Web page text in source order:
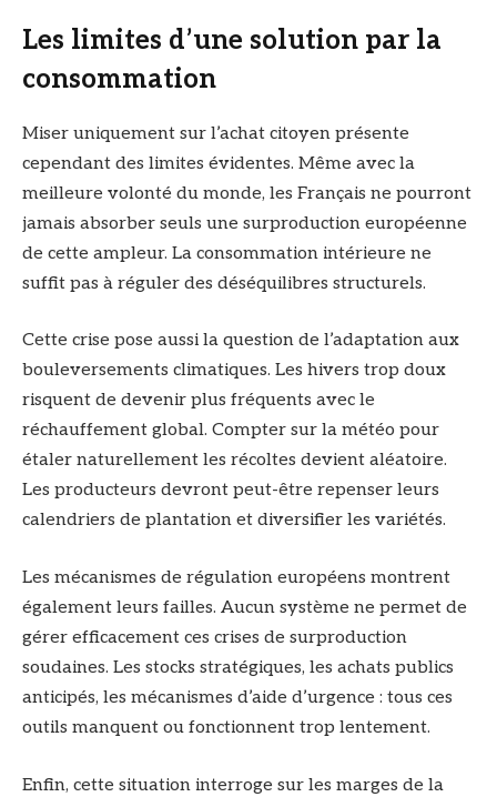
Les limites d’une solution par la
consommation
Miser uniquement sur l’achat citoyen présente
cependant des limites évidentes. Même avec la
meilleure volonté du monde, les Français ne pourront
jamais absorber seuls une surproduction européenne
de cette ampleur. La consommation intérieure ne
suffit pas à réguler des déséquilibres structurels.
Cette crise pose aussi la question de l’adaptation aux
bouleversements climatiques. Les hivers trop doux
risquent de devenir plus fréquents avec le
réchauffement global. Compter sur la météo pour
étaler naturellement les récoltes devient aléatoire.
Les producteurs devront peut-être repenser leurs
calendriers de plantation et diversifier les variétés.
Les mécanismes de régulation européens montrent
également leurs failles. Aucun système ne permet de
gérer efficacement ces crises de surproduction
soudaines. Les stocks stratégiques, les achats publics
anticipés, les mécanismes d’aide d’urgence : tous ces
outils manquent ou fonctionnent trop lentement.
Enfin, cette situation interroge sur les marges de la